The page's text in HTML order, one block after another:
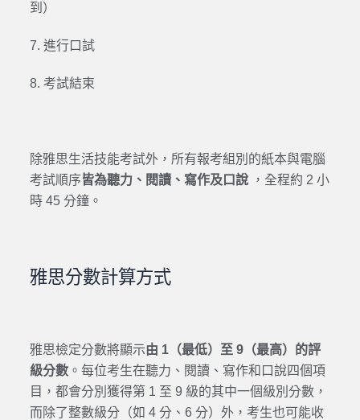
到）
7. 進行口試
8. 考試結束
除雅思生活技能考試外，所有報考組別的紙本與電腦
考試順序皆為聽力、閱讀、寫作及口說，全程約 2 小
時 45 分鐘。
雅思分數計算方式
雅思檢定分數將顯示由 1（最低）至 9（最高）的評
級分數。每位考生在聽力、閱讀、寫作和口說四個項
目，都會分別獲得第 1 至 9 級的其中一個級別分數，
而除了整數級分（如 4 分、6 分）外，考生也可能收